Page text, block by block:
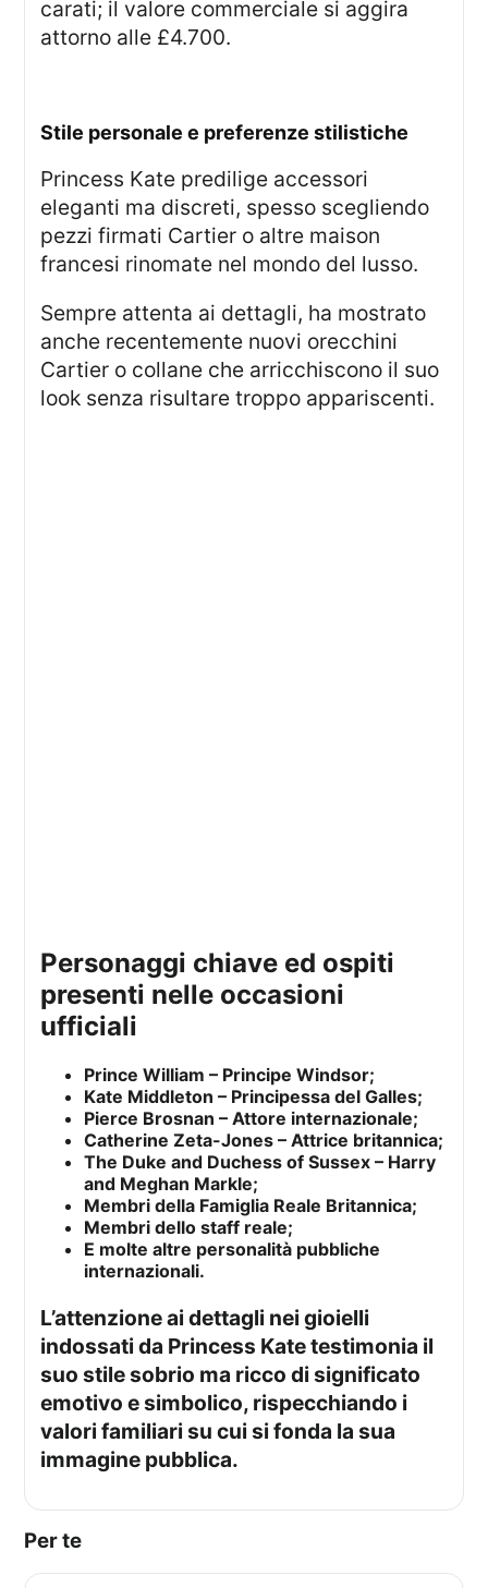
carati; il valore commerciale si aggira
attorno alle £4.700.
stile personale e preferenze stilistiche
Princess Kate predilige accessori
eleganti ma discreti, spesso scegliendo
pezzi firmati Cartier o altre maison
francesi rinomate nel mondo del lusso.
Sempre attenta ai dettagli, ha mostrato
anche recentemente nuovi orecchini
Cartier o collane che arricchiscono il suo
look senza risultare troppo appariscenti.
personaggi chiave ed ospiti
presenti nelle occasioni
ufficiali
Prince William – Principe Windsor;
Kate Middleton – Principessa del Galles;
Pierce Brosnan – Attore internazionale;
Catherine Zeta-Jones – Attrice britannica;
The Duke and Duchess of Sussex – Harry
and Meghan Markle;
Membri della Famiglia Reale Britannica;
Membri dello staff reale;
E molte altre personalità pubbliche
internazionali.
L’attenzione ai dettagli nei gioielli
indossati da Princess Kate testimonia il
suo stile sobrio ma ricco di significato
emotivo e simbolico, rispecchiando i
valori familiari su cui si fonda la sua
immagine pubblica.
Per te